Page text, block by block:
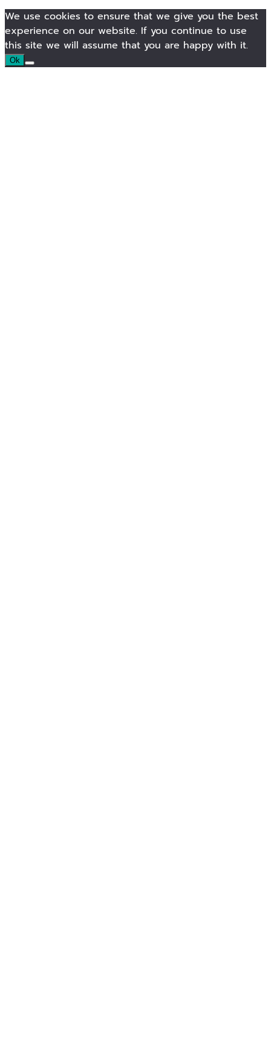
We use cookies to ensure that we give you the best
experience on our website. If you continue to use
this site we will assume that you are happy with it.
Ok